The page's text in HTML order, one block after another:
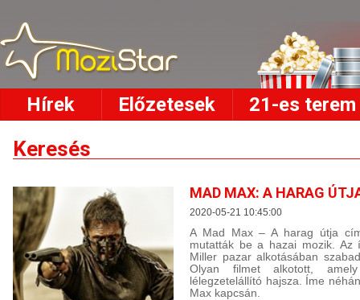
Hírek Előzetesek 21-es terem
Keresés
MAD MAX: A HARAG
2020-05-21 10:45:00
A Mad Max – A harag útja
mutatták be a hazai mozik. Az
Miller pazar alkotásában
Olyan filmet alkotott,
lélegzetelállító hajsza. Íme
Max kapcsán.